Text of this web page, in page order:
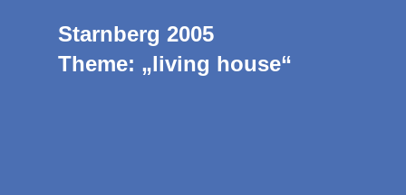
Starnberg 2005
Theme: „living house“